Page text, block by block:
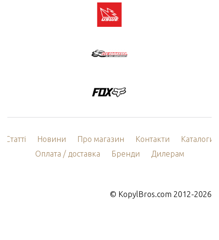
Статті Новини Про магазин Контакти
Каталоги
Оплата / доставка
Бренди Дилерам
© KopylBros.com 2012-2026